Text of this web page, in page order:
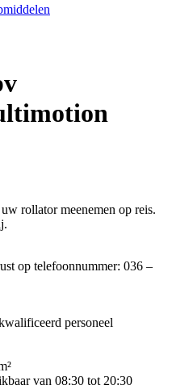
rollator meenemen op reis.
op telefoonnummer: 036 –
personeel
van 08:30 tot 20:30